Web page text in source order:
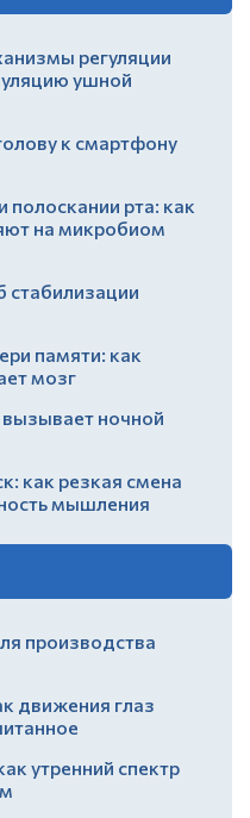
регуляции
ушной
к смартфону
полоскании рта: как
на микробиом
стабилизации
памяти: как
мозг
ночной
как резкая смена
мышления
производства
движения глаз
утренний спектр